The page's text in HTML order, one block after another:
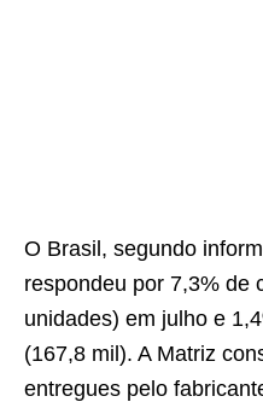
O Brasil, segundo
respondeu por 7,3% de
unidades) em julho e
(167,8 mil). A Matriz
entregues pelo